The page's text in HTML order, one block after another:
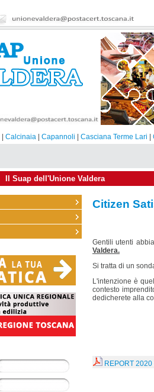
Calcinaia Capannoli Casciana Terme Lari
Il Suap dell'Unione Valdera
Citizen
Gentili utenti
Valdera.
Si tratta di un
L'intenzione è
contesto
dedicherete alla
REPORT 2020